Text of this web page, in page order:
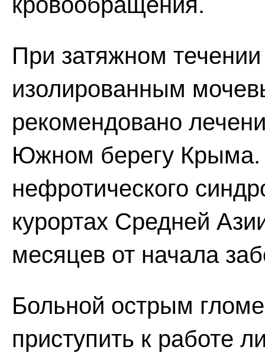
При затяжном
изолированным
рекомендовано
Южном берегу Крыма.
нефротического
курортах Средней
месяцев от начала
Больной острым
приступить к работе